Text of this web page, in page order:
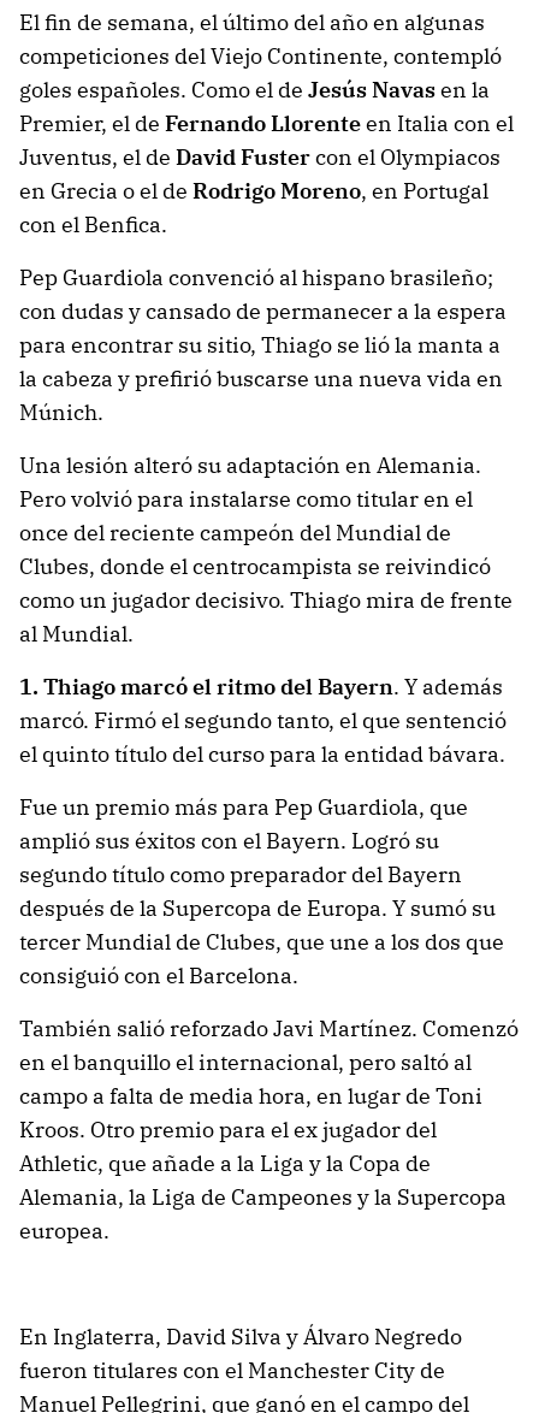
El fin de semana, el último del año en algunas
competiciones del Viejo Continente, contempló
goles españoles. Como el de Jesús Navasen la
Premier, el de Fernando Llorenteen Italia con el
Juventus, el de David Fustercon el Olympiacos
en Grecia o el de Rodrigo Moreno, en Portugal
con el Benfica.
Pep Guardiola convenció al hispano brasileño;
con dudas y cansado de permanecer a la espera
para encontrar su sitio, Thiago se lió la manta a
la cabeza y prefirió buscarse una nueva vida en
Múnich.
Una lesión alteró su adaptación en Alemania.
Pero volvió para instalarse como titular en el
once del reciente campeón del Mundial de
Clubes, donde el centrocampista se reivindicó
como un jugador decisivo. Thiago mira de frente
al Mundial.
1. Thiago marcó el ritmo del Bayern. Y además
marcó. Firmó el segundo tanto, el que sentenció
el quinto título del curso para la entidad bávara.
Fue un premio más para Pep Guardiola, que
amplió sus éxitos con el Bayern. Logró su
segundo título como preparador del Bayern
después de la Supercopa de Europa. Y sumó su
tercer Mundial de Clubes, que une a los dos que
consiguió con el Barcelona.
También salió reforzado Javi Martínez. Comenzó
en el banquillo el internacional, pero saltó al
campo a falta de media hora, en lugar de Toni
Kroos. Otro premio para el ex jugador del
Athletic, que añade a la Liga y la Copa de
Alemania, la Liga de Campeones y la Supercopa
europea.
En Inglaterra, David Silva y Álvaro Negredo
fueron titulares con el Manchester City de
Manuel Pellegrini, que ganó en el campo del